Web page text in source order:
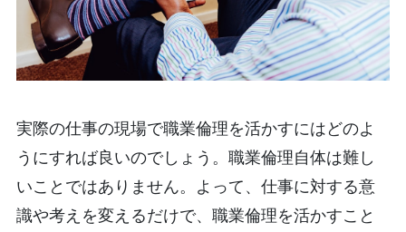
実際の仕事の現場で職業倫理を活かすにはどのよ
うにすれば良いのでしょう。職業倫理自体は難し
いことではありません。よって、仕事に対する意
識や考えを変えるだけで、職業倫理を活かすこと